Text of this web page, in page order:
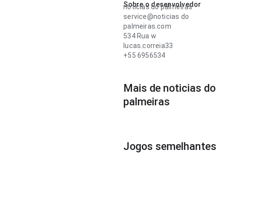
Sobre o desenvolvedor
noticias do palmeiras
service@noticias do
palmeiras.com
534 Rua w
lucas.correia33
+55 6956534
Mais de noticias do
palmeiras
Jogos semelhantes